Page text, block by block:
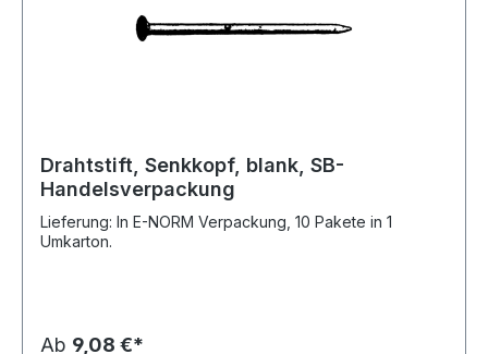
Drahtstift, Senkkopf, blank, SB-
Handelsverpackung
Lieferung: In E-NORM Verpackung, 10 Pakete in 1
Umkarton.
Ab 9,08 €*